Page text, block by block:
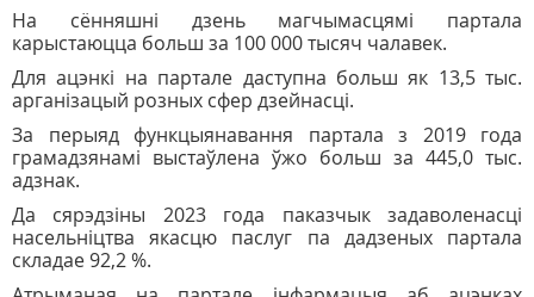
На сённяшні дзень магчымасцямі партала
карыстаюцца больш за 100 000 тысяч чалавек.
Для ацэнкі на партале даступна больш як 13,5 тыс.
арганізацый розных сфер дзейнасці.
За перыяд функцыянавання партала з 2019 года
грамадзянамі выстаўлена ўжо больш за 445,0 тыс.
адзнак.
Да сярэдзіны 2023 года паказчык задаволенасці
насельніцтва якасцю паслуг па дадзеных партала
складае 92,2 %.